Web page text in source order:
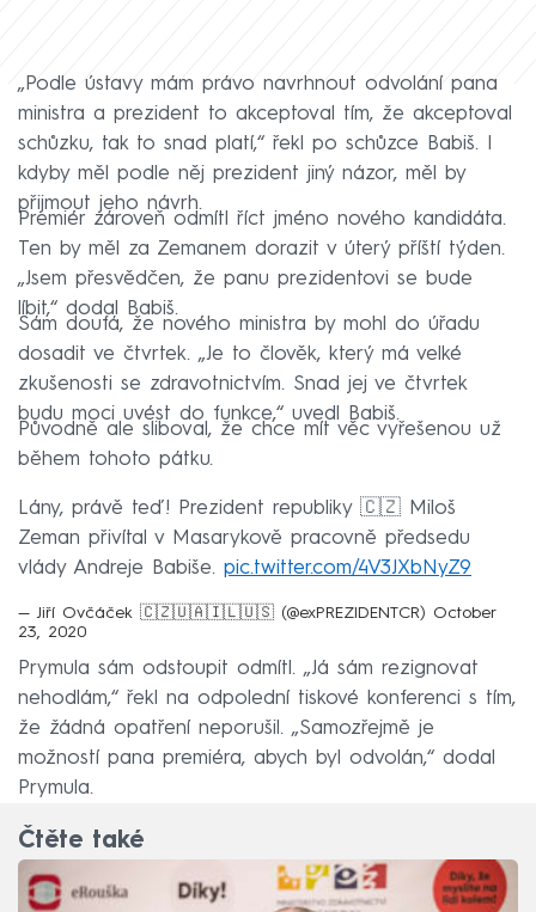
„Podle ústavy mám právo navrhnout odvolání pana
ministra a prezident to akceptoval tím, že akceptoval
schůzku, tak to snad platí,“ řekl po schůzce Babiš. I
kdyby měl podle něj prezident jiný názor, měl by
přijmout jeho návrh.
Premiér zároveň odmítl říct jméno nového kandidáta.
Ten by měl za Zemanem dorazit v úterý příští týden.
„Jsem přesvědčen, že panu prezidentovi se bude
líbit,“ dodal Babiš.
Sám doufá, že nového ministra by mohl do úřadu
dosadit ve čtvrtek. „Je to člověk, který má velké
zkušenosti se zdravotnictvím. Snad jej ve čtvrtek
budu moci uvést do funkce,“ uvedl Babiš.
Původně ale sliboval, že chce mít věc vyřešenou už
během tohoto pátku.
Lány, právě teď! Prezident republiky 🇨🇿 Miloš
Zeman přivítal v Masarykově pracovně předsedu
vlády Andreje Babiše. pic.twitter.com/4V3JXbNyZ9
— Jiří Ovčáček 🇨🇿🇺🇦🇮🇱🇺🇸 (@exPREZIDENTCR) October
23, 2020
Prymula sám odstoupit odmítl. „Já sám rezignovat
nehodlám,“ řekl na odpolední tiskové konferenci s tím,
že žádná opatření neporušil. „Samozřejmě je
možností pana premiéra, abych byl odvolán,“ dodal
Prymula.
Čtěte také